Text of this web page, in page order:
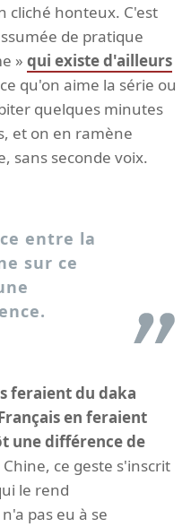
cliché honteux. C'est
de pratique
» qui existe d'ailleurs
qu'on aime la série ou
quelques minutes
et on en ramène
sans seconde voix.
entre la
sur ce
feraient du daka
en feraient
une différence de
Chine, ce geste s'inscrit
le rend
pas eu à se